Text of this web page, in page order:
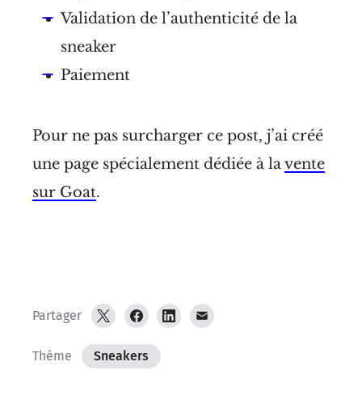
Validation de l’authenticité de la
sneaker
Paiement
Pour ne pas surcharger ce post, j’ai créé
une page spécialement dédiée à lavente
sur Goat.
Partager
Thème Sneakers